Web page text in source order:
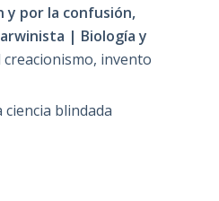
y por la confusión,
| Biología y
creacionismo, invento
ciencia blindada